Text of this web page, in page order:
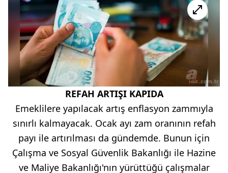
REFAH ARTIŞI KAPIDA
Emeklilere yapılacak artış enflasyon zammıyla
sınırlı kalmayacak. Ocak ayı zam oranının refah
payı ile artırılması da gündemde. Bunun için
Çalışma ve Sosyal Güvenlik Bakanlığı ile Hazine
ve Maliye Bakanlığı'nın yürüttüğü çalışmalar